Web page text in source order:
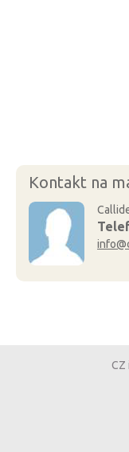
Kontakt na
CZ